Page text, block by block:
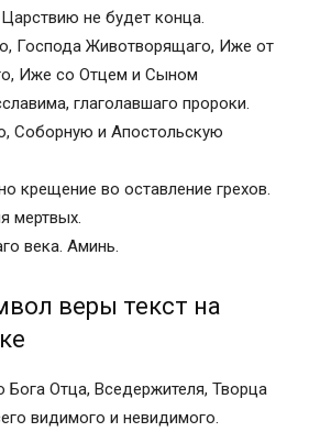
не будет конца.
Господа Животворящаго, Иже от
Иже со Отцем и Сыном
глаголавшаго пророки.
Соборную и Апостольскую
крещение во оставление грехов.
мертвых.
века. Аминь.
веры текст на
Бога Отца, Вседержителя, Творца
видимого и невидимого.